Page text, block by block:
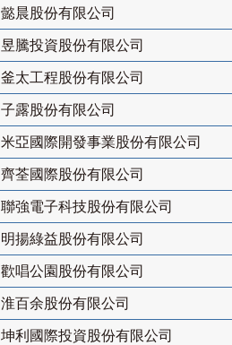
懿晨股份有限公司
昱騰投資股份有限公司
釜太工程股份有限公司
子露股份有限公司
米亞國際開發事業股份有限公司
齊荃國際股份有限公司
聯強電子科技股份有限公司
明揚綠益股份有限公司
歡唱公園股份有限公司
淮百余股份有限公司
坤利國際投資股份有限公司